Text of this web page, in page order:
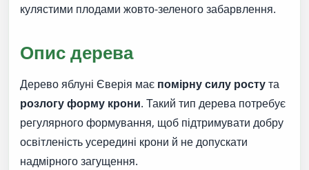
кулястими плодами жовто-зеленого забарвлення.
Опис дерева
Дерево яблуні Єверія має помірну силу ростута
розлогу форму крони. Такий тип дерева потребує
регулярного формування, щоб підтримувати добру
освітленість усередині крони й не допускати
надмірного загущення.